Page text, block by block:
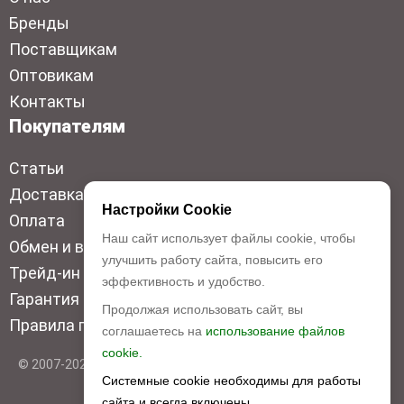
Бренды
Поставщикам
Оптовикам
Контакты
Покупателям
Статьи
Доставка
Оплата
Обмен и возврат
Трейд-ин
Гарантия низкой цены
Правила продажи
© 2007-2026 Top Disc. Все права защищены
Настройки Cookie
Наш сайт использует файлы cookie, чтобы
улучшить работу сайта, повысить его
эффективность и удобство.
Продолжая использовать сайт, вы
соглашаетесь на использование файлов
cookie.
Системные cookie необходимы для работы